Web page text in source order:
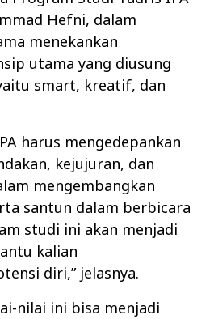
Hefni, dalam
menekankan
utama yang diusung
smart, kreatif, dan
harus mengedepankan
kejujuran, dan
mengembangkan
santun dalam berbicara
studi ini akan menjadi
kalian
diri,” jelasnya.
nilai ini bisa menjadi